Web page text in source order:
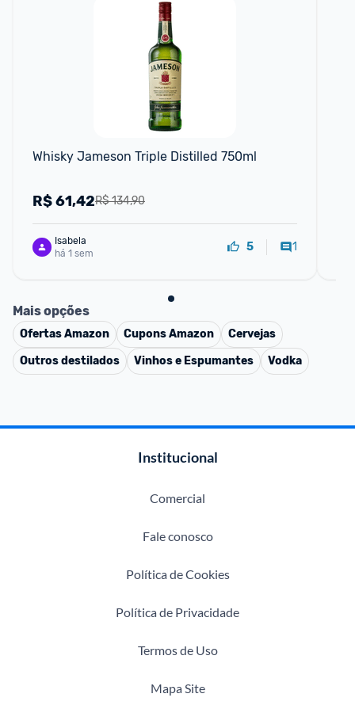
Whisky Jameson Triple Distilled 750ml
R$ 134,90
R$61,42
Isabela
há 1 sem
5 1
Mais opções
OfertasAmazon CuponsAmazon
Cervejas
Outros destilados
Vinhos e Espumantes Vodka
Institucional
Comercial
Fale conosco
Política de Cookies
Política de Privacidade
Termos de Uso
Mapa Site